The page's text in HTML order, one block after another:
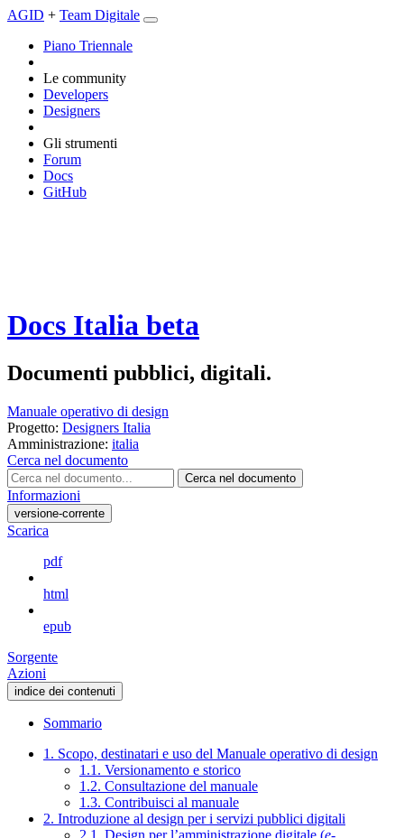
AGID + Team Digitale
Piano Triennale
Le community
Developers
Designers
Gli strumenti
Forum
Docs
GitHub
Docs Italia beta
Documenti pubblici, digitali.
Manuale operativo di design
Progetto: Designers Italia
Amministrazione: italia
Cerca nel documento
Cerca nel documento
Informazioni
versione-corrente
Scarica
pdf
html
epub
Sorgente
Azioni
indice dei contenuti
Sommario
1. Scopo, destinatari e uso del Manuale operativo di design
1.1. Versionamento e storico
1.2. Consultazione del manuale
1.3. Contribuisci al manuale
2. Introduzione al design per i servizi pubblici digitali
2.1. Design per l’amministrazione digitale (e-